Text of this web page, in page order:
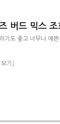
버드 믹스
기도 좋고 너무나 예
보기↓